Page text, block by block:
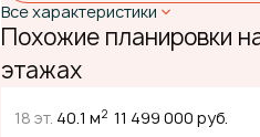
Все характеристики
Похожие планировки
этажах
18 эт. 40.1 м2 11 499 000 руб.